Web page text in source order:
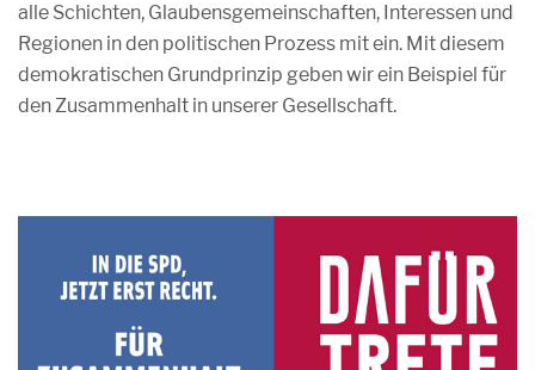
alle Schichten, Glaubensgemeinschaften, Interessen und
Regionen in den politischen Prozess mit ein. Mit diesem
demokratischen Grundprinzip geben wir ein Beispiel für
den Zusammenhalt in unserer Gesellschaft.